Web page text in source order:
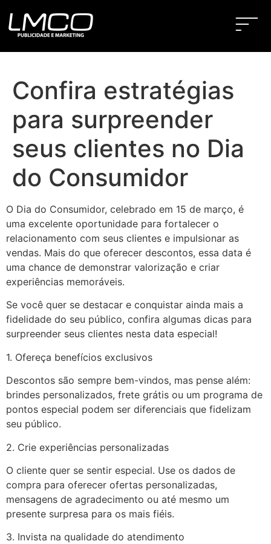
Confira estratégias
para surpreender
seus clientes no Dia
do Consumidor
O Dia do Consumidor, celebrado em 15 de março, é
uma excelente oportunidade para fortalecer o
relacionamento com seus clientes e impulsionar as
vendas. Mais do que oferecer descontos, essa data é
uma chance de demonstrar valorização e criar
experiências memoráveis.
Se você quer se destacar e conquistar ainda mais a
fidelidade do seu público, confira algumas dicas para
surpreender seus clientes nesta data especial!
1. Ofereça benefícios exclusivos
Descontos são sempre bem-vindos, mas pense além:
brindes personalizados, frete grátis ou um programa de
pontos especial podem ser diferenciais que fidelizam
seu público.
2. Crie experiências personalizadas
O cliente quer se sentir especial. Use os dados de
compra para oferecer ofertas personalizadas,
mensagens de agradecimento ou até mesmo um
presente surpresa para os mais fiéis.
3. Invista na qualidade do atendimento